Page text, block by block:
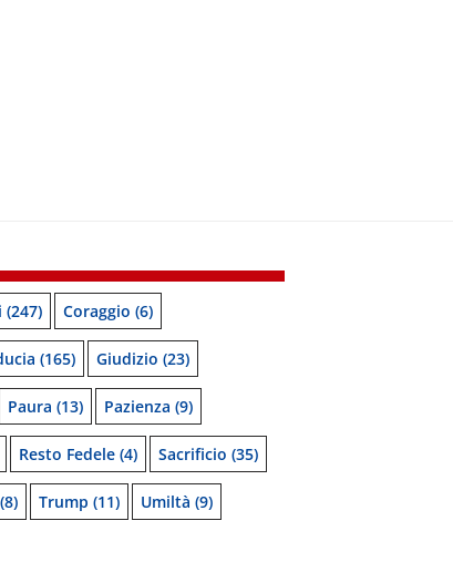
(247) Coraggio (6)
(165) Giudizio (23)
Paura (13) Pazienza (9)
Resto Fedele (4) Sacrificio (35)
(8) Trump (11) Umiltà (9)